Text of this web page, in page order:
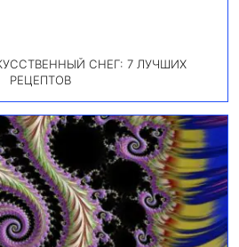
СНЕГ: 7 ЛУЧШИХ
РЕЦЕПТОВ